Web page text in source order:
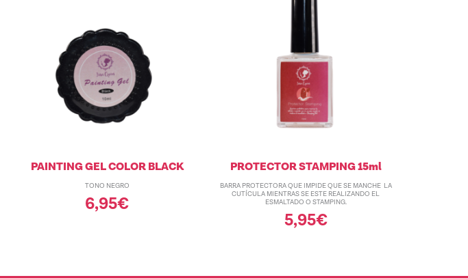
PAINTING GEL COLOR BLACK
TONO NEGRO
6,95€
PROTECTOR STAMPING 15ml
BARRA PROTECTORA QUE IMPIDE QUE SE MANCHE LA
CUTÍCULA MIENTRAS SE ESTE REALIZANDO EL
ESMALTADO O STAMPING.
5,95€